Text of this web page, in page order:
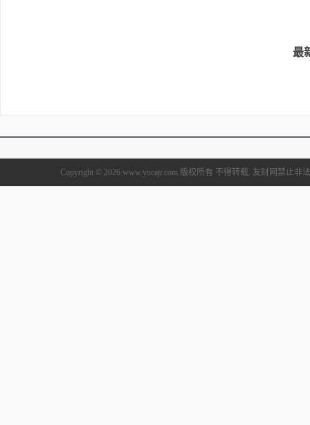
最
Copyright © 2026 www.yocajr.com 版权所有 不得转载. 友财网禁止非